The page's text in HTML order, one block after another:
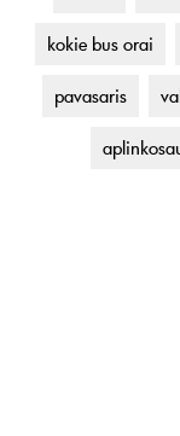
kokie bus orai
pavasaris